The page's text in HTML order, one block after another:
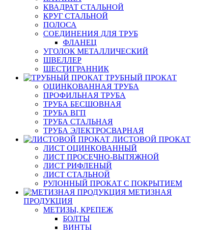
КВАДРАТ СТАЛЬНОЙ
КРУГ СТАЛЬНОЙ
ПОЛОСА
СОЕДИНЕНИЯ ДЛЯ ТРУБ
ФЛАНЕЦ
УГОЛОК МЕТАЛЛИЧЕСКИЙ
ШВЕЛЛЕР
ШЕСТИГРАННИК
ТРУБНЫЙ ПРОКАТ
ОЦИНКОВАННАЯ ТРУБА
ПРОФИЛЬНАЯ ТРУБА
ТРУБА БЕСШОВНАЯ
ТРУБА ВГП
ТРУБА СТАЛЬНАЯ
ТРУБА ЭЛЕКТРОСВАРНАЯ
ЛИСТОВОЙ ПРОКАТ
ЛИСТ ОЦИНКОВАННЫЙ
ЛИСТ ПРОСЕЧНО-ВЫТЯЖНОЙ
ЛИСТ РИФЛЕНЫЙ
ЛИСТ СТАЛЬНОЙ
РУЛОННЫЙ ПРОКАТ С ПОКРЫТИЕМ
МЕТИЗНАЯ
ПРОДУКЦИЯ
МЕТИЗЫ, КРЕПЕЖ
БОЛТЫ
ВИНТЫ